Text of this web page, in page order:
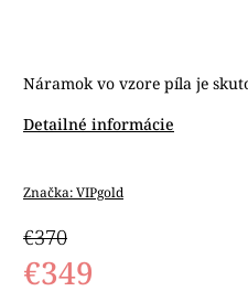
Náramok vo vzore píla je
Detailné informácie
Značka:VIPgold
€370
€349